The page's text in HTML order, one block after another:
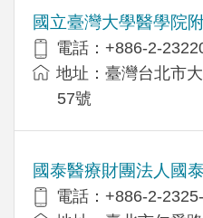
國立臺灣大學醫學院
電話：+886-2-
地址：臺灣台北市
57號
國泰醫療財團法人國
電話：+886-2-